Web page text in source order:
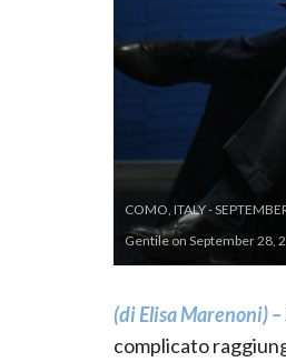
COMO, ITALY -
Gentile on September 28,
(di Elisa Marenoni) –
complicato